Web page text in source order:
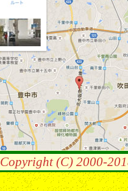
Copyright (C) 2000-